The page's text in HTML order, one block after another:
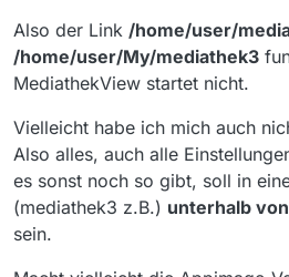
Also der Link /home/user/
/home/user/My/mediathek3
MediathekView startet nicht.
Vielleicht habe ich mich auch
Also alles, auch alle
es sonst noch so gibt, soll in
(mediathek3 z.B.) unterhalb
sein.